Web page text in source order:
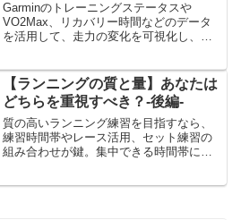
Garminのトレーニングステータスや
VO2Max、リカバリー時間などのデータ
を活用して、走力の変化を可視化し、効
【ランニングの質と量】あなたは
どちらを重視すべき？-後編-
質の高いランニング練習を目指すなら、
練習時間帯やレース活用、セット練習の
組み合わせが鍵。集中できる時間帯に取